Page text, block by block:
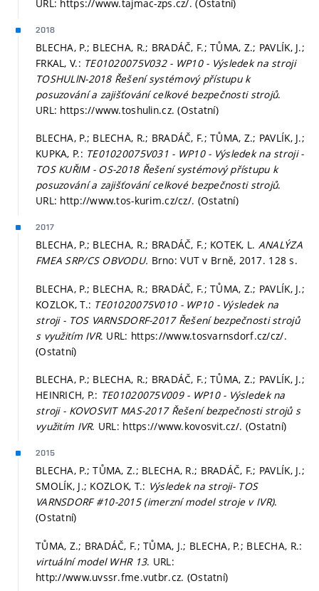
URL: https://www.tajmac-zps.cz/. (Ostatní)
2018
BLECHA, P.; BLECHA, R.; BRADÁČ, F.; TŮMA, Z.; PAVLÍK, J.;
FRKAL, V.: TE01020075V032 - WP10 - Výsledek na stroji
TOSHULlN-2018 Řešení systémový přístupu k
posuzování a zajišťování celkové bezpečnosti strojů.
URL: https://www.toshulin.cz. (Ostatní)
BLECHA, P.; BLECHA, R.; BRADÁČ, F.; TŮMA, Z.; PAVLÍK, J.;
KUPKA, P.: TE01020075V031 - WP10 - Výsledek na stroji -
TOS KUŘIM - OS-2018 Řešení systémový přístupu k
posuzování a zajišťování celkové bezpečnosti strojů.
URL: http://www.tos-kurim.cz/cz/. (Ostatní)
2017
BLECHA, P.; BLECHA, R.; BRADÁČ, F.; KOTEK, L. ANALÝZA
FMEA SRP/CS OBVODU. Brno: VUT v Brně, 2017. 128 s.
BLECHA, P.; BLECHA, R.; BRADÁČ, F.; TŮMA, Z.; PAVLÍK, J.;
KOZLOK, T.: TE01020075V010 - WP10 - Výsledek na
stroji - TOS VARNSDORF-2017 Řešení bezpečnosti strojů
s využitím IVR. URL: https://www.tosvarnsdorf.cz/cz/.
(Ostatní)
BLECHA, P.; BLECHA, R.; BRADÁČ, F.; TŮMA, Z.; PAVLÍK, J.;
HEINRICH, P.: TE01020075V009 - WP10 - Výsledek na
stroji - KOVOSVIT MAS-2017 Řešení bezpečnosti strojů s
využitím IVR. URL: https://www.kovosvit.cz/. (Ostatní)
2015
BLECHA, P.; TŮMA, Z.; BLECHA, R.; BRADÁČ, F.; PAVLÍK, J.;
SMOLÍK, J.; KOZLOK, T.: Výsledek na stroji- TOS
VARNSDORF #10-2015 (imerzní model stroje v IVR).
(Ostatní)
TŮMA, Z.; BRADÁČ, F.; TŮMA, J.; BLECHA, P.; BLECHA, R.:
virtuální model WHR 13. URL:
http://www.uvssr.fme.vutbr.cz. (Ostatní)